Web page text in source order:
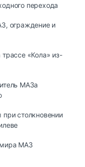
перехода
ограждение и
«Кола» из-
МАЗа
столкновении
МАЗ